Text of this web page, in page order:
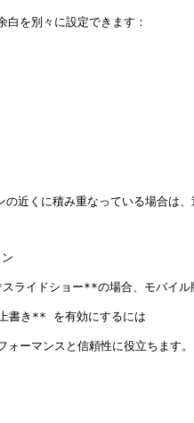
白を別々に設定できます：
近くに積み重なっている場合は、
イドショー**の場合、モバイル
書き** を有効にするには
ーマンスと信頼性に役立ちます。